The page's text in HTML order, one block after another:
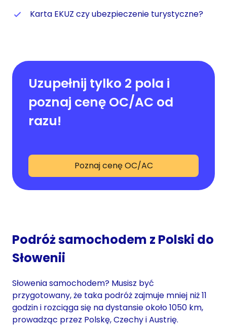
Karta EKUZ czy ubezpieczenie turystyczne?
Uzupełnij tylko 2 pola i
poznaj cenę OC/AC od
razu!
Poznaj cenę OC/AC
Podróż samochodem z Polski do
Słowenii
Słowenia samochodem? Musisz być
przygotowany, że taka podróż zajmuje mniej niż 11
godzin i rozciąga się na dystansie około 1050 km,
prowadząc przez Polskę, Czechy i Austrię.